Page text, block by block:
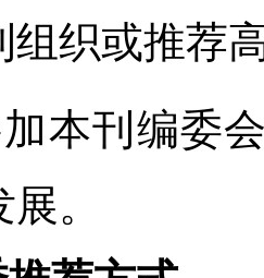
组织或推荐
本刊编委
。